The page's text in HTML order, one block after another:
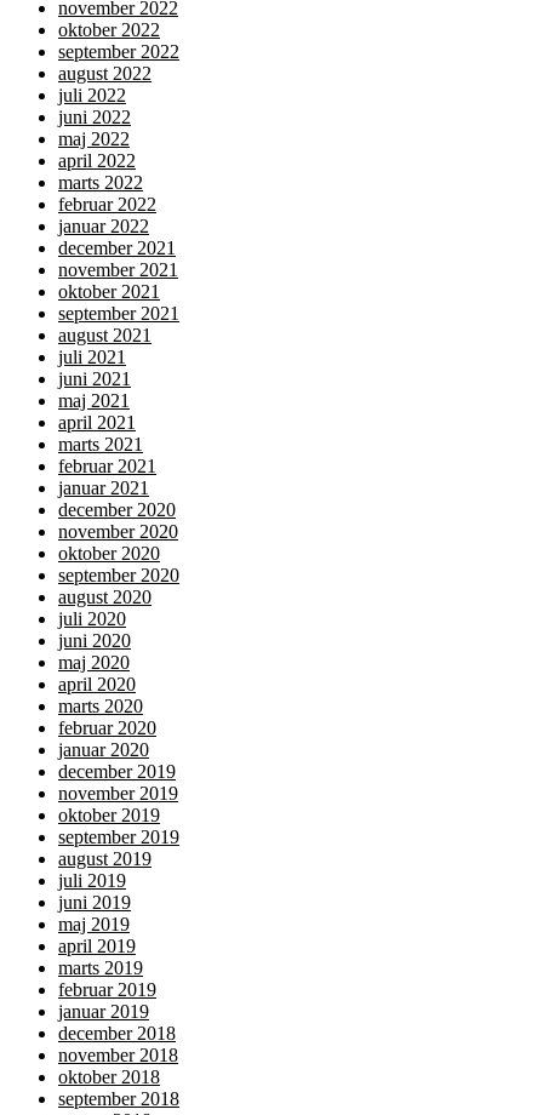
november 2022
oktober 2022
september 2022
august 2022
juli 2022
juni 2022
maj 2022
april 2022
marts 2022
februar 2022
januar 2022
december 2021
november 2021
oktober 2021
september 2021
august 2021
juli 2021
juni 2021
maj 2021
april 2021
marts 2021
februar 2021
januar 2021
december 2020
november 2020
oktober 2020
september 2020
august 2020
juli 2020
juni 2020
maj 2020
april 2020
marts 2020
februar 2020
januar 2020
december 2019
november 2019
oktober 2019
september 2019
august 2019
juli 2019
juni 2019
maj 2019
april 2019
marts 2019
februar 2019
januar 2019
december 2018
november 2018
oktober 2018
september 2018